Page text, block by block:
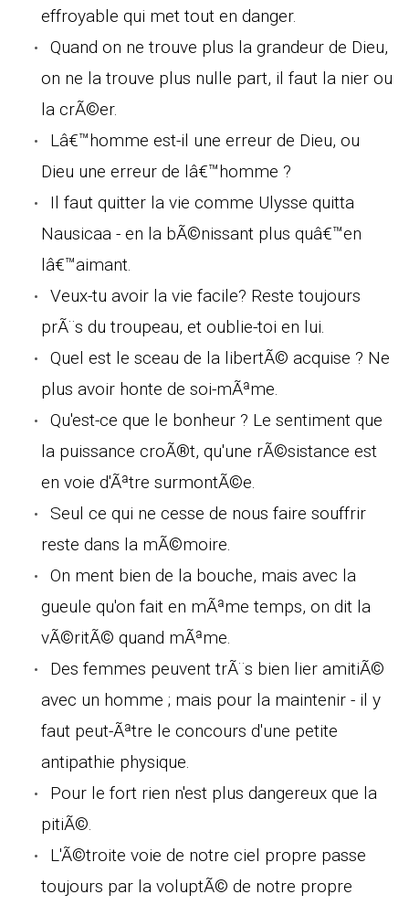
effroyable qui met tout en danger.
Quand on ne trouve plus la grandeur de Dieu,
on ne la trouve plus nulle part, il faut la nier ou
la crÃ©er.
Lâ€™homme est-il une erreur de Dieu, ou
Dieu une erreur de lâ€™homme ?
Il faut quitter la vie comme Ulysse quitta
Nausicaa - en la bÃ©nissant plus quâ€™en
lâ€™aimant.
Veux-tu avoir la vie facile? Reste toujours
prÃ¨s du troupeau, et oublie-toi en lui.
Quel est le sceau de la libertÃ© acquise ? Ne
plus avoir honte de soi-mÃªme.
Qu'est-ce que le bonheur ? Le sentiment que
la puissance croÃ®t, qu'une rÃ©sistance est
en voie d'Ãªtre surmontÃ©e.
Seul ce qui ne cesse de nous faire souffrir
reste dans la mÃ©moire.
On ment bien de la bouche, mais avec la
gueule qu'on fait en mÃªme temps, on dit la
vÃ©ritÃ© quand mÃªme.
Des femmes peuvent trÃ¨s bien lier amitiÃ©
avec un homme ; mais pour la maintenir - il y
faut peut-Ãªtre le concours d'une petite
antipathie physique.
Pour le fort rien n'est plus dangereux que la
pitiÃ©.
L'Ã©troite voie de notre ciel propre passe
toujours par la voluptÃ© de notre propre